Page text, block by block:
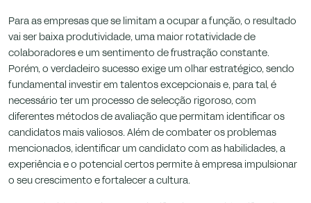
Para as empresas que se limitam a ocupar a função, o resultado
vai ser baixa produtividade, uma maior rotatividade de
colaboradores e um sentimento de frustração constante.
Porém, o verdadeiro sucesso exige um olhar estratégico, sendo
fundamental investir em talentos excepcionais e, para tal, é
necessário ter um processo de selecção rigoroso, com
diferentes métodos de avaliação que permitam identificar os
candidatos mais valiosos. Além de combater os problemas
mencionados, identificar um candidato com as habilidades, a
experiência e o potencial certos permite à empresa impulsionar
o seu crescimento e fortalecer a cultura.